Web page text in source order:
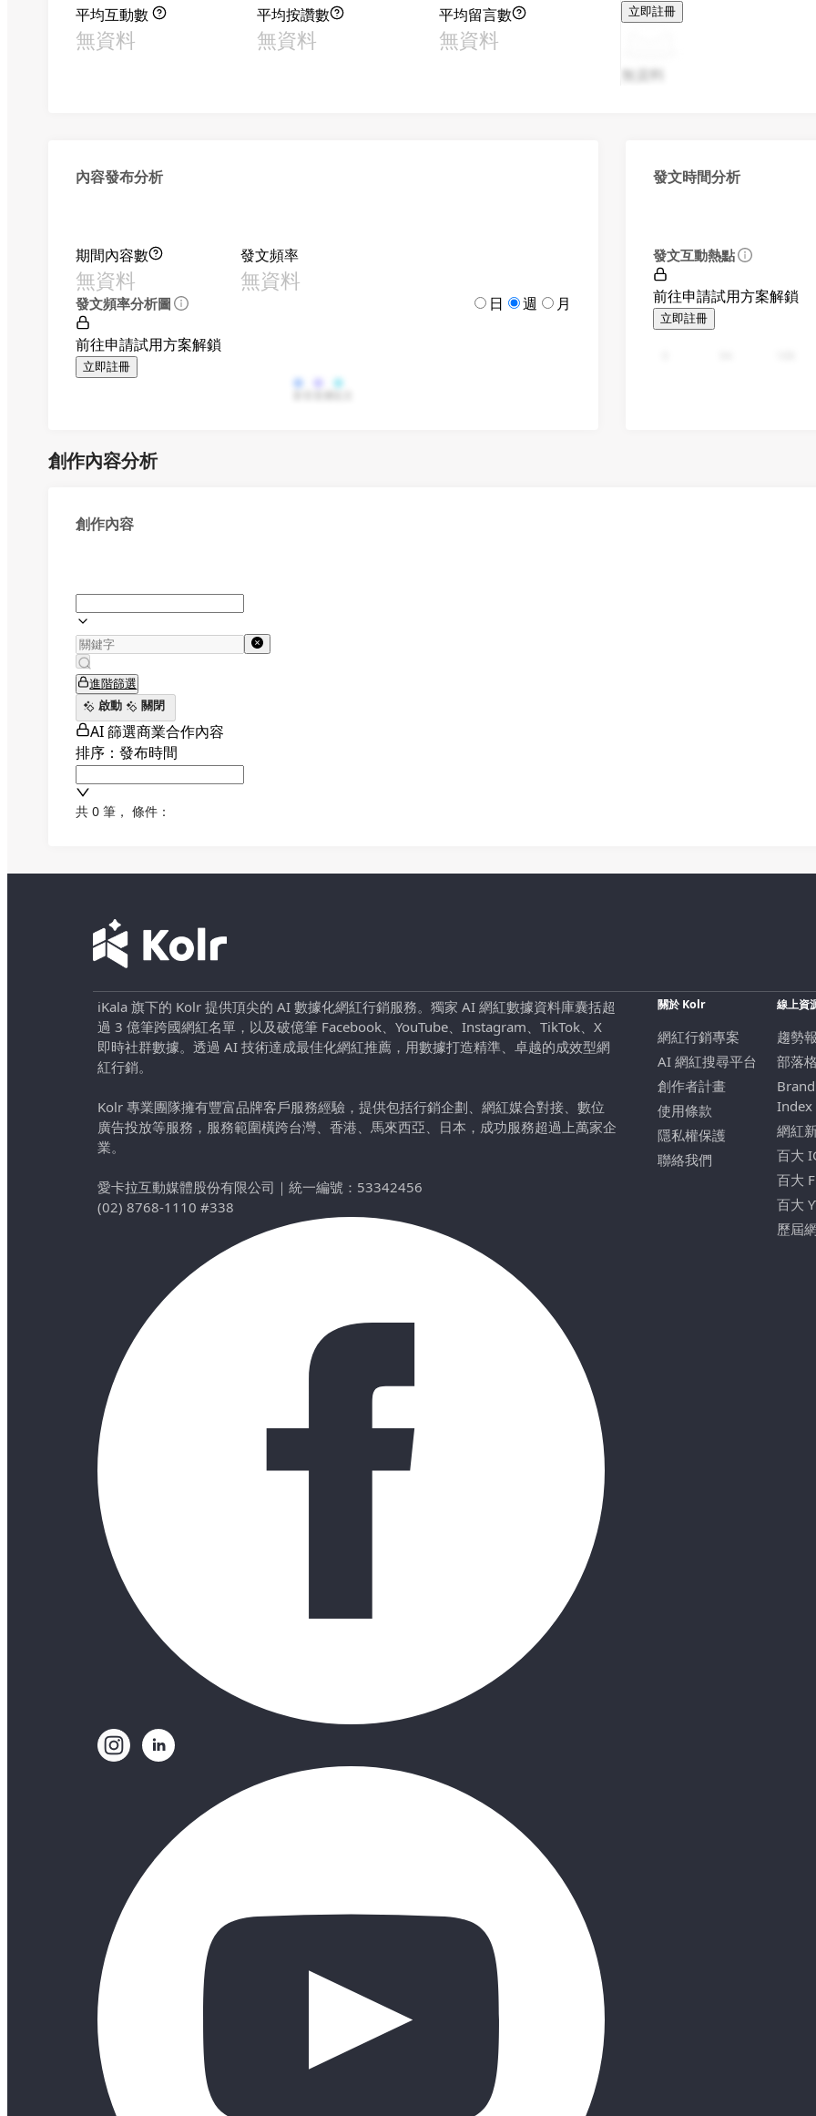
平均互動數
無資料
平均按讚數
無資料
平均留言數
無資料
立即註冊
無資料
內容發布分析
期間內容數
無資料
發文頻率
無資料
發文頻率分析圖 日 週 月
前往申請試用方案解鎖
立即註冊
發文時間分析
發文互動熱點
前往申請試用方案解鎖
立即註冊
創作內容分析
創作內容
進階篩選
啟動
關閉
AI 篩選商業合作內容
排序：發布時間
共 0 筆 ， 條件：
iKala 旗下的 Kolr 提供頂尖的 AI 數據化網紅行銷服務。獨家 AI 網紅數據資料庫囊括超
過 3 億筆跨國網紅名單，以及破億筆 Facebook、YouTube、Instagram、TikTok、X
即時社群數據。透過 AI 技術達成最佳化網紅推薦，用數據打造精準、卓越的成效型網
紅行銷。
Kolr 專業團隊擁有豐富品牌客戶服務經驗，提供包括行銷企劃、網紅媒合對接、數位
廣告投放等服務，服務範圍橫跨台灣、香港、馬來西亞、日本，成功服務超過上萬家企
業。
愛卡拉互動媒體股份有限公司 ｜ 統一編號：53342456
(02) 8768-1110 #338
關於 Kolr
網紅行銷專案
AI 網紅搜尋平台
創作者計畫
使用條款
隱私權保護
聯絡我們
線上資
趨勢
部落格
Index
網紅
百大
百大
百大
歷屆